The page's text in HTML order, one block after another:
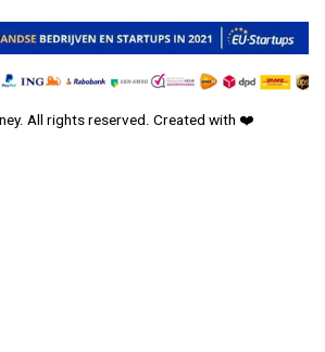
All rights reserved. Created with ❤️